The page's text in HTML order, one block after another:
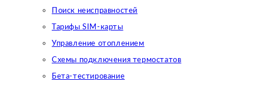
Поиск неисправностей
Тарифы SIM-карты
Управление отоплением
Схемы подключения термостатов
Бета-тестирование